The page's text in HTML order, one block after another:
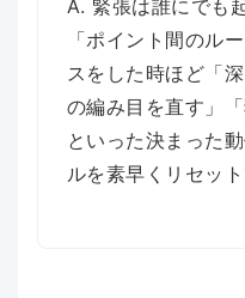
A. 緊張は誰にでも
「ポイント間のル
スをした時ほど「
の編み目を直す」
といった決まった
ルを素早くリセット